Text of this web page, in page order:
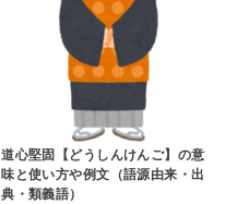
道心堅固【どうしんけんご】の意
味と使い方や例文（語源由来・出
典・類義語）